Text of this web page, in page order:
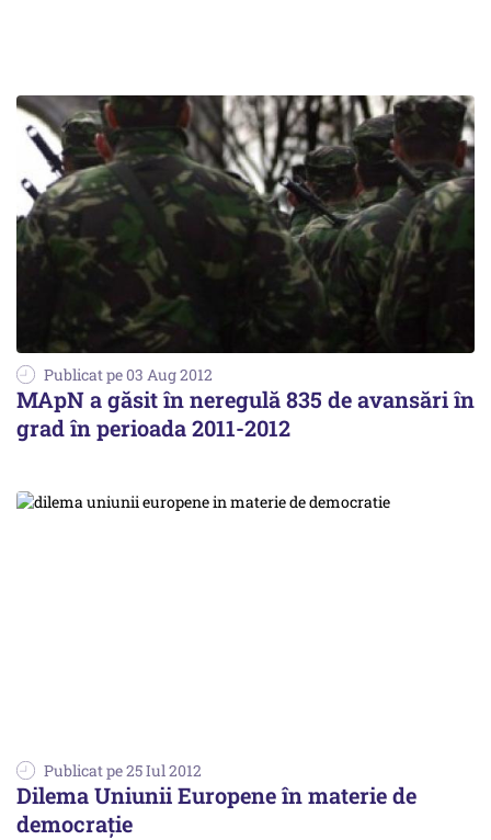
Publicat pe 03 Aug 2012
MApN a găsit în neregulă 835 de avansări în
grad în perioada 2011-2012
Publicat pe 25 Iul 2012
Dilema Uniunii Europene în materie de
democrație